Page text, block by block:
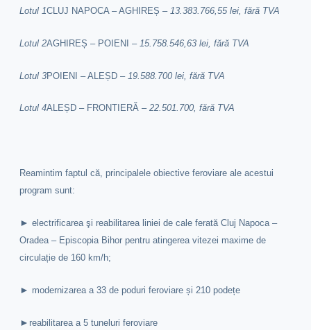
Lotul 1CLUJ NAPOCA – AGHIREȘ – 13.383.766,55 lei, fără TVA
Lotul 2AGHIREȘ – POIENI – 15.758.546,63 lei, fără TVA
Lotul 3POIENI – ALEȘD – 19.588.700 lei, fără TVA
Lotul 4ALEȘD – FRONTIERĂ –22.501.700, fără TVA
Reamintim faptul că, principalele obiective feroviare ale acestui
program sunt:
►electrificarea şi reabilitarea liniei de cale ferată Cluj Napoca –
Oradea – Episcopia Bihor pentru atingerea vitezei maxime de
circulație de 160 km/h;
► modernizarea a 33 de poduri feroviare și 210 podețe
► reabilitarea a 5 tuneluri feroviare